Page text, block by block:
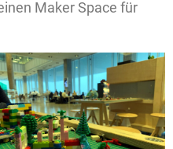
Maker Space für